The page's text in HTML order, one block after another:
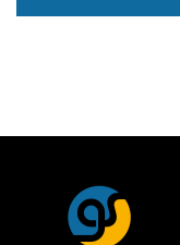
Heat Paperless